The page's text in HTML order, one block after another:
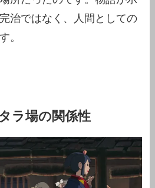
治ではなく、人間としての
。
ラ場の関係性